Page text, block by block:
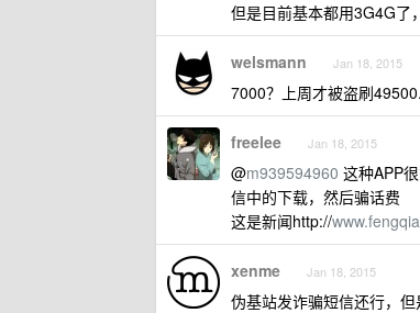
但是目前基本都用3G4G了
welsmann Jan 18, 2015
7000？上周才被盗刷
freelee Jan 18, 2015
@m939594960 这种APP
信中的下载，然后骗话费
这是新闻http://
xenme Jan 18, 2015
伪基站发诈骗短信还行，